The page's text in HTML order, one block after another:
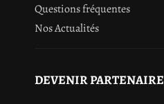
Questions fréquentes
Nos Actualités
DEVENIR PARTENAIRE